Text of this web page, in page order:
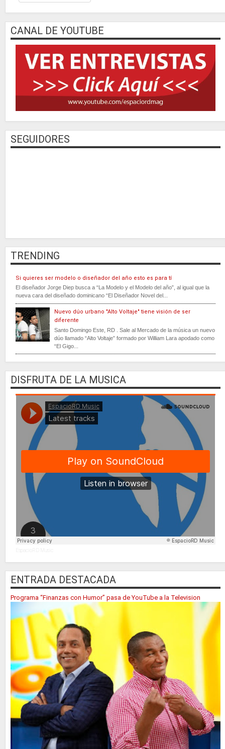
CANAL DE YOUTUBE
SEGUIDORES
TRENDING
Si quieres ser modelo o diseñador del año esto es para tí
El diseñador Jorge Diep busca a “La Modelo y el Modelo del año”, al igual que la
nueva cara del diseñado dominicano “El Diseñador Novel del...
Nuevo dúo urbano "Alto Voltaje" tiene visión de ser
diferente
Santo Domingo Este, RD . Sale al Mercado de la música un nuevo
dúo llamado “Alto Voltaje” formado por William Lara apodado como
“El Gigo...
DISFRUTA DE LA MUSICA
ENTRADA DESTACADA
Programa “Finanzas con Humor” pasa de YouTube a la Television